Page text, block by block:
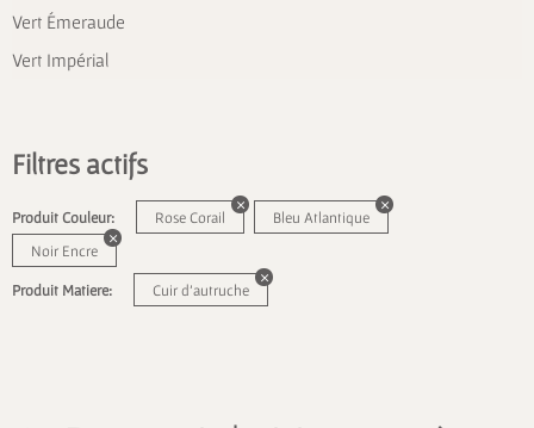
Vert Émeraude
Vert Impérial
Filtres actifs
Produit Couleur: Rose Corail
Bleu Atlantique
Noir Encre
Produit Matiere: Cuir d'autruche